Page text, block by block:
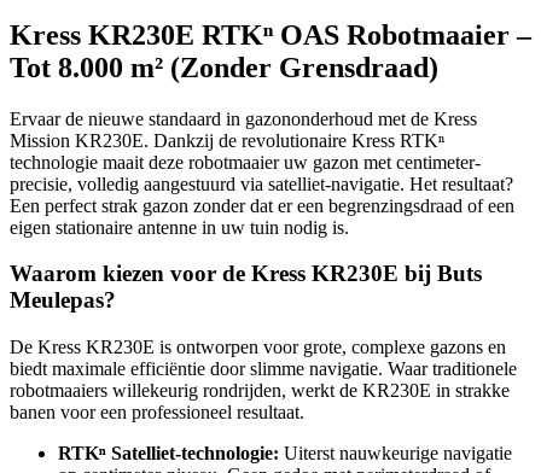
Kress KR230E RTKⁿ OAS Robotmaaier –
Tot 8.000 m² (Zonder Grensdraad)
Ervaar de nieuwe standaard in gazononderhoud met de Kress
Mission KR230E. Dankzij de revolutionaire Kress RTKⁿ
technologie maait deze robotmaaier uw gazon met centimeter-
precisie, volledig aangestuurd via satelliet-navigatie. Het resultaat?
Een perfect strak gazon zonder dat er een begrenzingsdraad of een
eigen stationaire antenne in uw tuin nodig is.
Waarom kiezen voor de Kress KR230E bij Buts
Meulepas?
De Kress KR230E is ontworpen voor grote, complexe gazons en
biedt maximale efficiëntie door slimme navigatie. Waar traditionele
robotmaaiers willekeurig rondrijden, werkt de KR230E in strakke
banen voor een professioneel resultaat.
RTKⁿ Satelliet-technologie: Uiterst nauwkeurige navigatie